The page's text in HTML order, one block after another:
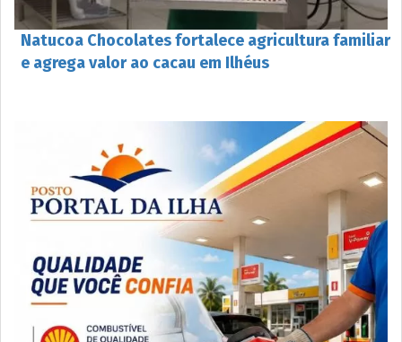
Natucoa Chocolates fortalece agricultura familiar
e agrega valor ao cacau em Ilhéus